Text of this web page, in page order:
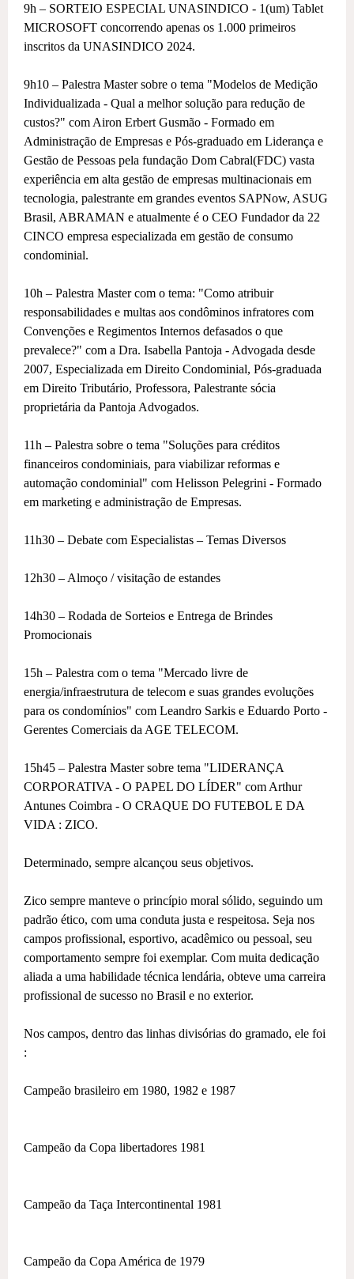
9h – SORTEIO ESPECIAL UNASINDICO - 1(um) Tablet
MICROSOFT concorrendo apenas os 1.000 primeiros
inscritos da UNASINDICO 2024.
9h10 – Palestra Master sobre o tema "Modelos de Medição
Individualizada - Qual a melhor solução para redução de
custos?" com Airon Erbert Gusmão - Formado em
Administração de Empresas e Pós-graduado em Liderança e
Gestão de Pessoas pela fundação Dom Cabral(FDC) vasta
experiência em alta gestão de empresas multinacionais em
tecnologia, palestrante em grandes eventos SAPNow, ASUG
Brasil, ABRAMAN e atualmente é o CEO Fundador da 22
CINCO empresa especializada em gestão de consumo
condominial.
10h – Palestra Master com o tema: "Como atribuir
responsabilidades e multas aos condôminos infratores com
Convenções e Regimentos Internos defasados o que
prevalece?" com a Dra. Isabella Pantoja - Advogada desde
2007, Especializada em Direito Condominial, Pós-graduada
em Direito Tributário, Professora, Palestrante sócia
proprietária da Pantoja Advogados.
11h – Palestra sobre o tema "Soluções para créditos
financeiros condominiais, para viabilizar reformas e
automação condominial" com Helisson Pelegrini - Formado
em marketing e administração de Empresas.
11h30 – Debate com Especialistas – Temas Diversos
12h30 – Almoço / visitação de estandes
14h30 – Rodada de Sorteios e Entrega de Brindes
Promocionais
15h – Palestra com o tema "Mercado livre de
energia/infraestrutura de telecom e suas grandes evoluções
para os condomínios" com Leandro Sarkis e Eduardo Porto -
Gerentes Comerciais da AGE TELECOM.
15h45 – Palestra Master sobre tema "LIDERANÇA
CORPORATIVA - O PAPEL DO LÍDER" com Arthur
Antunes Coimbra - O CRAQUE DO FUTEBOL E DA
VIDA : ZICO.
Determinado, sempre alcançou seus objetivos.
Zico sempre manteve o princípio moral sólido, seguindo um
padrão ético, com uma conduta justa e respeitosa. Seja nos
campos profissional, esportivo, acadêmico ou pessoal, seu
comportamento sempre foi exemplar. Com muita dedicação
aliada a uma habilidade técnica lendária, obteve uma carreira
profissional de sucesso no Brasil e no exterior.
Nos campos, dentro das linhas divisórias do gramado, ele foi
:
Campeão brasileiro em 1980, 1982 e 1987
Campeão da Copa libertadores 1981
Campeão da Taça Intercontinental 1981
Campeão da Copa América de 1979